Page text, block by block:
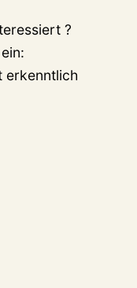
?
erkenntlich